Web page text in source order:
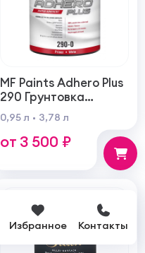
Избранное Контакты
MF Paints Adhero Plus
290 Грунтовка
высшего качества из
100% акрилового
латекса для
0,95 л 3,78 л
от 3 500 ₽